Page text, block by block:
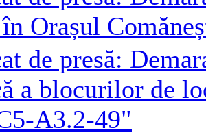
Orașul
de presă:
a blocurilor de
A3.2-49"